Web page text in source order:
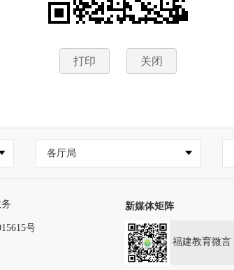
打印 关闭
各厅局
号
新媒体矩阵
福建教育微言